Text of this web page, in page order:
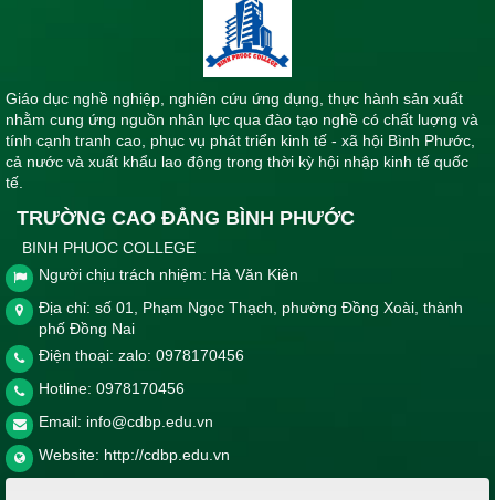
Giáo dục nghề nghiệp, nghiên cứu ứng dụng, thực hành sản xuất
nhằm cung ứng nguồn nhân lực qua đào tạo nghề có chất luợng và
tính cạnh tranh cao, phục vụ phát triển kinh tế - xã hội Bình Phước,
cả nước và xuất khẩu lao động trong thời kỳ hội nhập kinh tế quốc
tế.
TRƯỜNG CAO ĐẲNG BÌNH PHƯỚC
BINH PHUOC COLLEGE
Người chịu trách nhiệm: Hà Văn Kiên
Địa chỉ: số 01, Phạm Ngọc Thạch, phường Đồng Xoài, thành
phố Đồng Nai
Điện thoại: zalo: 0978170456
Hotline: 0978170456
Email: info@cdbp.edu.vn
Website: http://cdbp.edu.vn